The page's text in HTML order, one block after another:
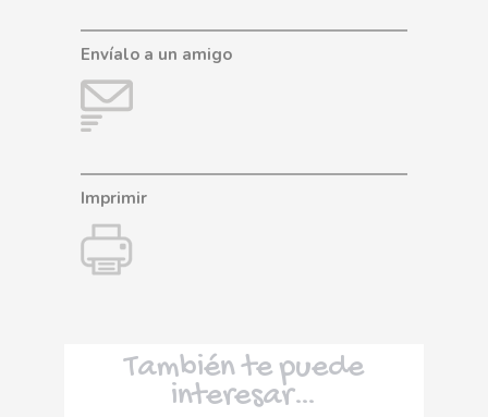
Envíalo a un amigo
Imprimir
También te puede
interesar…